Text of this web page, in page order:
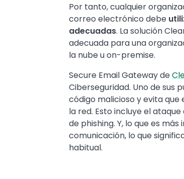
Por tanto, cualquier
correo electrónico debe
adecuadas. La solución
adecuada para una
la nube u on-premise.
Secure Email Gateway de
Ciberseguridad. Uno de sus
código malicioso y evita
la red. Esto incluye el
de phishing. Y, lo que es
comunicación, lo que
habitual.